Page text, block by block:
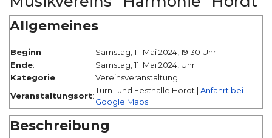
Allgemeines
Beginn:
Samstag, 11. Mai 2024, 19:30 Uhr
Ende:
Samstag, 11. Mai 2024, Uhr
Kategorie:
Vereinsveranstaltung
Veranstaltungsort:
Turn- und Festhalle Hördt | Anfahrt bei
Google Maps
Beschreibung